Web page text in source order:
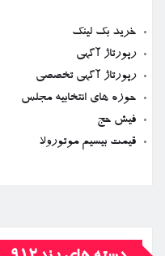
خرید بک لینک
رپورتاژ آگهی
رپورتاژ آگهی تخصصی
حوزه های انتخابیه مجلس
فیش حج
قیمت بیسیم موتورولا